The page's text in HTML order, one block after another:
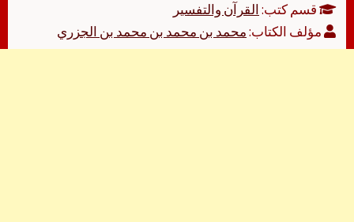
قسم كتب:القرآن والتفسير
مؤلف الكتاب:محمد بن محمد بن محمد بن الجزري